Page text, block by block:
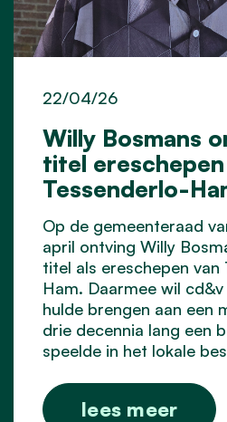
Willy Bosmans
titel ereschepen
Tessenderlo-
22/04/26
Op de gemeenteraad
april ontving Willy
titel als ereschepen van
Ham. Daarmee wil
hulde brengen aan een
drie decennia lang een
speelde in het lokale
lees meer